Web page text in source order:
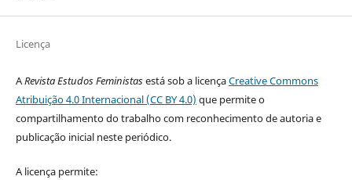
Licença
ARevista Estudos Feministasestá sob a licençaCreative Commons
Atribuição 4.0 Internacional (CC BY 4.0) que permite o
compartilhamento do trabalho com reconhecimento de autoria e
publicação inicial neste periódico.
A licença permite: